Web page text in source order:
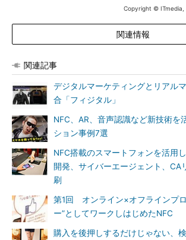
Copyright © ITmedia,
関連情報
関連記事
デジタルマーケティングとリアル
合「フィジタル」
NFC、AR、音声認識など新技術を
ション事例7選
NFC搭載のスマートフォンを活用
開発、サイバーエージェント、CA
刷
第1回 オンライン×オフラインプ
ー”としてワークしはじめたNFC
購入を後押しするだけじゃない、